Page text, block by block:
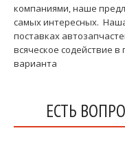
компаниями, наше
самых интересных.
поставках
всяческое содействие
варианта
ЕСТЬ